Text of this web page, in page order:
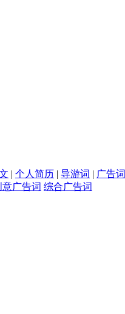
| 个人简历 | 导游词 | 广告词
意广告词 综合广告词